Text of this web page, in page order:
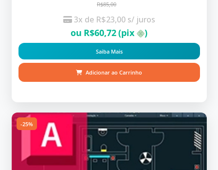
R$85,00
3x de R$23,00 s/ juros
ou R$60,72(pix )
Saiba Mais
Adicionar ao Carrinho
-25%